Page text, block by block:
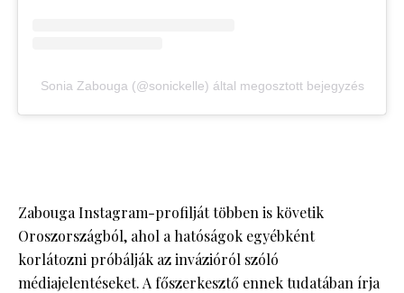
Sonia Zabouga (@sonickelle) által megosztott bejegyzés
Zabouga Instagram-profilját többen is követik
Oroszországból, ahol a hatóságok egyébként
korlátozni próbálják az invázióról szóló
médiajelentéseket. A főszerkesztő ennek tudatában írja